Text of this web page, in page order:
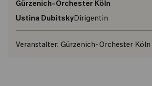
Gürzenich-Orchester Köln
Ustina DubitskyDirigentin
Veranstalter: Gürzenich-Orchester Köln